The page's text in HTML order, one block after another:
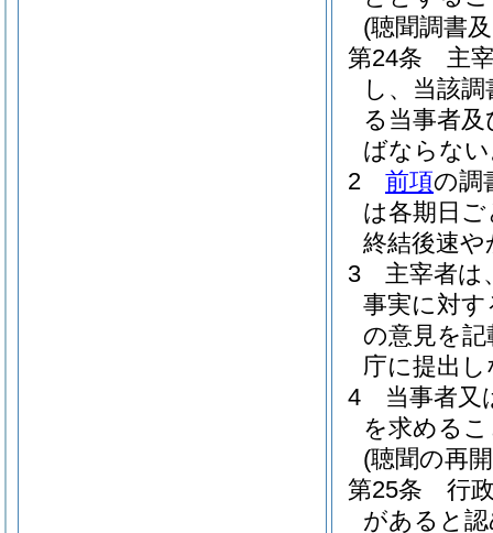
(聴聞調書
第24条
主
し、当該
る当事者
ばならな
2
前項の調
は各期日
終結後速
3
主宰者は
事実に対
の意見を
庁に提出
4
当事者又
を求める
(聴聞の再
第25条
行
があると